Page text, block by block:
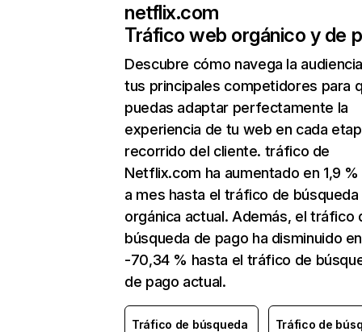
netflix.com
Tráfico web orgánico y de
Descubre cómo navega la
tus principales competidores para
puedas adaptar perfectamente la
experiencia de tu web en cada
recorrido del cliente. tráfico de
Netflix.com ha aumentado en 1,9
a mes hasta el tráfico de búsqueda
orgánica actual. Además, el tráfico
búsqueda de pago ha disminuido en
-70,34 % hasta el tráfico de
de pago actual.
Tráfico de búsqueda
Tráfico de